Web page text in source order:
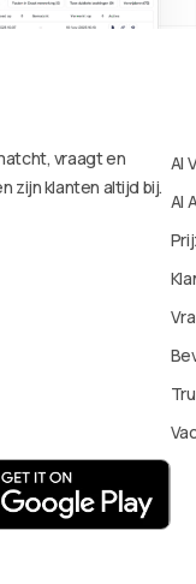
vraagt en
zijn klanten altijd bij.
AI
AI